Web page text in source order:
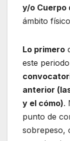
y/o Cuerpo
ámbito
Lo primero
este
anterior
y el cómo).
punto de
sobrepeso,